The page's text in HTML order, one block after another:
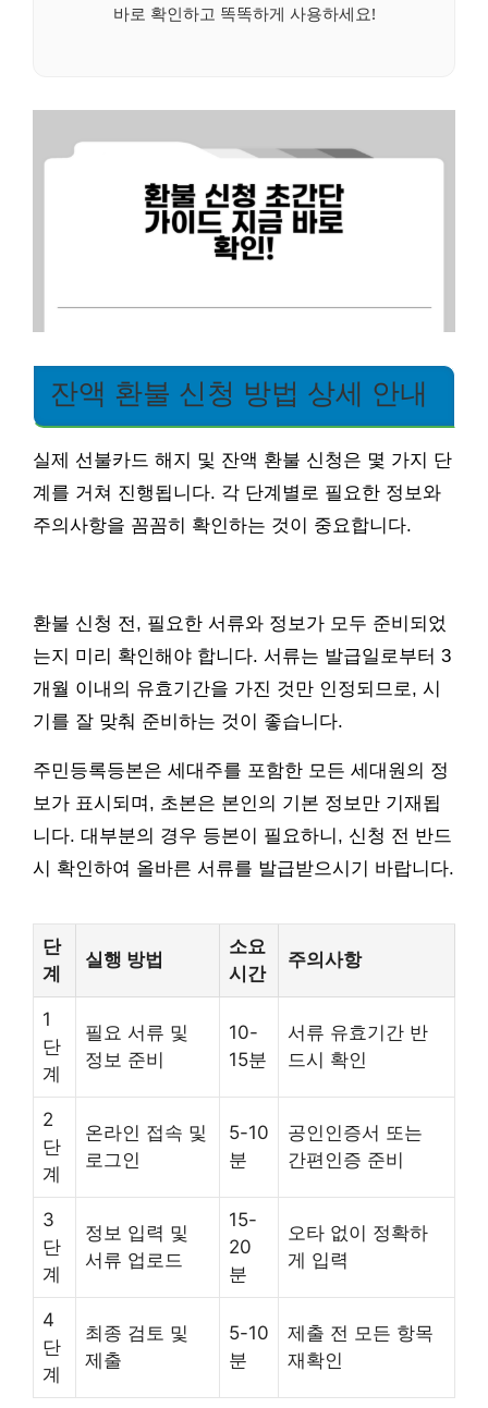
바로 확인하고 똑똑하게 사용하세요!
잔액 환불 신청 방법 상세 안내
실제 선불카드 해지 및 잔액 환불 신청은 몇 가지 단
계를 거쳐 진행됩니다. 각 단계별로 필요한 정보와
주의사항을 꼼꼼히 확인하는 것이 중요합니다.
환불 신청 전, 필요한 서류와 정보가 모두 준비되었
는지 미리 확인해야 합니다. 서류는 발급일로부터 3
개월 이내의 유효기간을 가진 것만 인정되므로, 시
기를 잘 맞춰 준비하는 것이 좋습니다.
주민등록등본은 세대주를 포함한 모든 세대원의 정
보가 표시되며, 초본은 본인의 기본 정보만 기재됩
니다. 대부분의 경우 등본이 필요하니, 신청 전 반드
시 확인하여 올바른 서류를 발급받으시기 바랍니다.
단
계
실행 방법
소요
시간
주의사항
1
단
계
필요 서류 및
정보 준비
10-
15분
서류 유효기간 반
드시 확인
2
단
계
온라인 접속 및
로그인
5-10
분
공인인증서 또는
간편인증 준비
3
단
계
정보 입력 및
서류 업로드
15-
20
분
오타 없이 정확하
게 입력
4
단
계
최종 검토 및
제출
5-10
분
제출 전 모든 항목
재확인